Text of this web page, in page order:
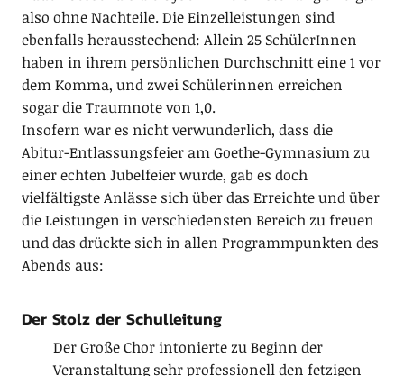
also ohne Nachteile. Die Einzelleistungen sind
ebenfalls herausstechend: Allein 25 SchülerInnen
haben in ihrem persönlichen Durchschnitt eine 1 vor
dem Komma, und zwei Schülerinnen erreichen
sogar die Traumnote von 1,0.
Insofern war es nicht verwunderlich, dass die
Abitur-Entlassungsfeier am Goethe-Gymnasium zu
einer echten Jubelfeier wurde, gab es doch
vielfältigste Anlässe sich über das Erreichte und über
die Leistungen in verschiedensten Bereich zu freuen
und das drückte sich in allen Programmpunkten des
Abends aus:
Der Stolz der Schulleitung
Der Große Chor intonierte zu Beginn der
Veranstaltung sehr professionell den fetzigen